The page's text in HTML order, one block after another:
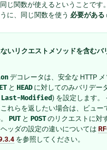
じ関数が使えるということです
に、同じ関数を使う 必要がある
いリクエストメソッドを含むバ
デコレータは、安全な HTTP メ
と HEAD に対してのみバリデー
Last-Modified) を設定します。
れらを返したい場合は、ビュー
PUT と POSTのリクエストに対
ッダの設定の違いについては
を参照してください。